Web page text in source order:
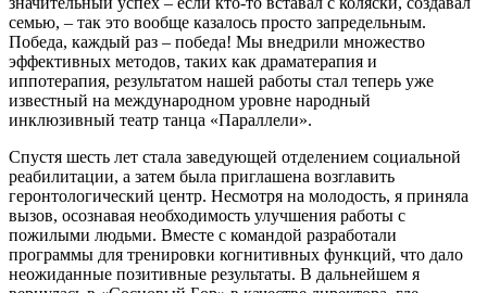
семью, – так это вообще казалось просто запредельным.
Победа, каждый раз – победа! Мы внедрили множество
эффективных методов, таких как драматерапия и
иппотерапия, результатом нашей работы стал теперь уже
известный на международном уровне народный
инклюзивный театр танца «Параллели».
Спустя шесть лет стала заведующей отделением социальной
реабилитации, а затем была приглашена возглавить
геронтологический центр. Несмотря на молодость, я приняла
вызов, осознавая необходимость улучшения работы с
пожилыми людьми. Вместе с командой разработали
программы для тренировки когнитивных функций, что дало
неожиданные позитивные результаты. В дальнейшем я